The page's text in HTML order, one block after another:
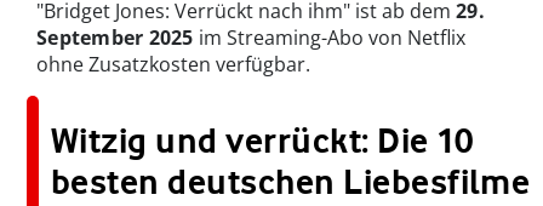
"Bridget Jones: Verrückt nach ihm" ist ab dem 29.
September 2025 im Streaming-Abo von Netflix
ohne Zusatzkosten verfügbar.
Witzig und verrückt: Die 10
besten deutschen Liebesfilme